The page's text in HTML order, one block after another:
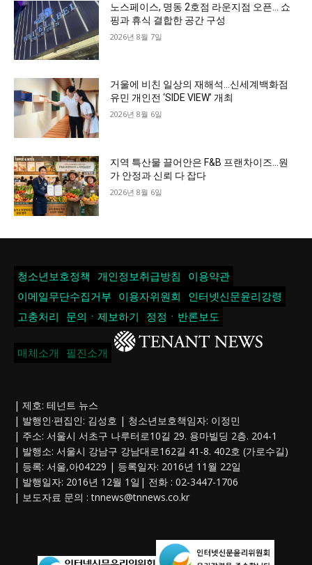
노스페이스, 명동 2호점 라운지점 오픈… 쇼
핑과 휴식 결합한 공간 구성
2026년 8월 7일
거울에 비친 일상의 재해석…신세계백화점
유민 개인전 ‘SIDE VIEW’ 개최
2026년 8월 6일
지역 특산물 끌어안은 F&B 프랜차이즈…원
가 안정과 신뢰 다 잡다
2026년 8월 6일
청소년보호정책 개인정보취급방침
이용약관
이메일무단수집거부
이용자위원회
인터넷신문윤리강령
고충처리
문의ㆍ제보하기 정정ㆍ반론보도
매체소개 필진소개
| 제호: 테넌트 뉴스
| 발행인·편집인: 김성호 | 청소년보호책임자: 이정민
| 주소: 서울시 서초구 나루터로10길 29. 용마빌딩 2층. 204-1
| 발행소: 서울시 강남구 강남대로162길 41-8. 402호 (가로수길)
| 등록: 서울,아04229 | 등록일자: 2016년 11월 22일
| 발행일자: 2016년 12월 1일| 전화 : 02-3447-1706
| 보도자료 문의 :tnnews@tnnews.co.kr